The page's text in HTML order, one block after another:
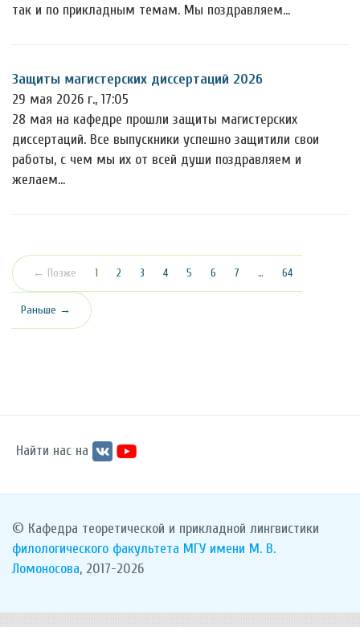
так и по прикладным темам. Мы поздравляем…
Защиты магистерских диссертаций 2026
29 мая 2026 г., 17:05
28 мая на кафедре прошли защиты магистерских
диссертаций. Все выпускники успешно защитили свои
работы, с чем мы их от всей души поздравляем и
желаем…
← Позже 1 (текущая)
2 3 4 5 6 7 … 64
Раньше →
Найти нас на
© Кафедра теоретической и прикладной лингвистики
филологического факультета МГУ имени М. В.
Ломоносова, 2017-2026